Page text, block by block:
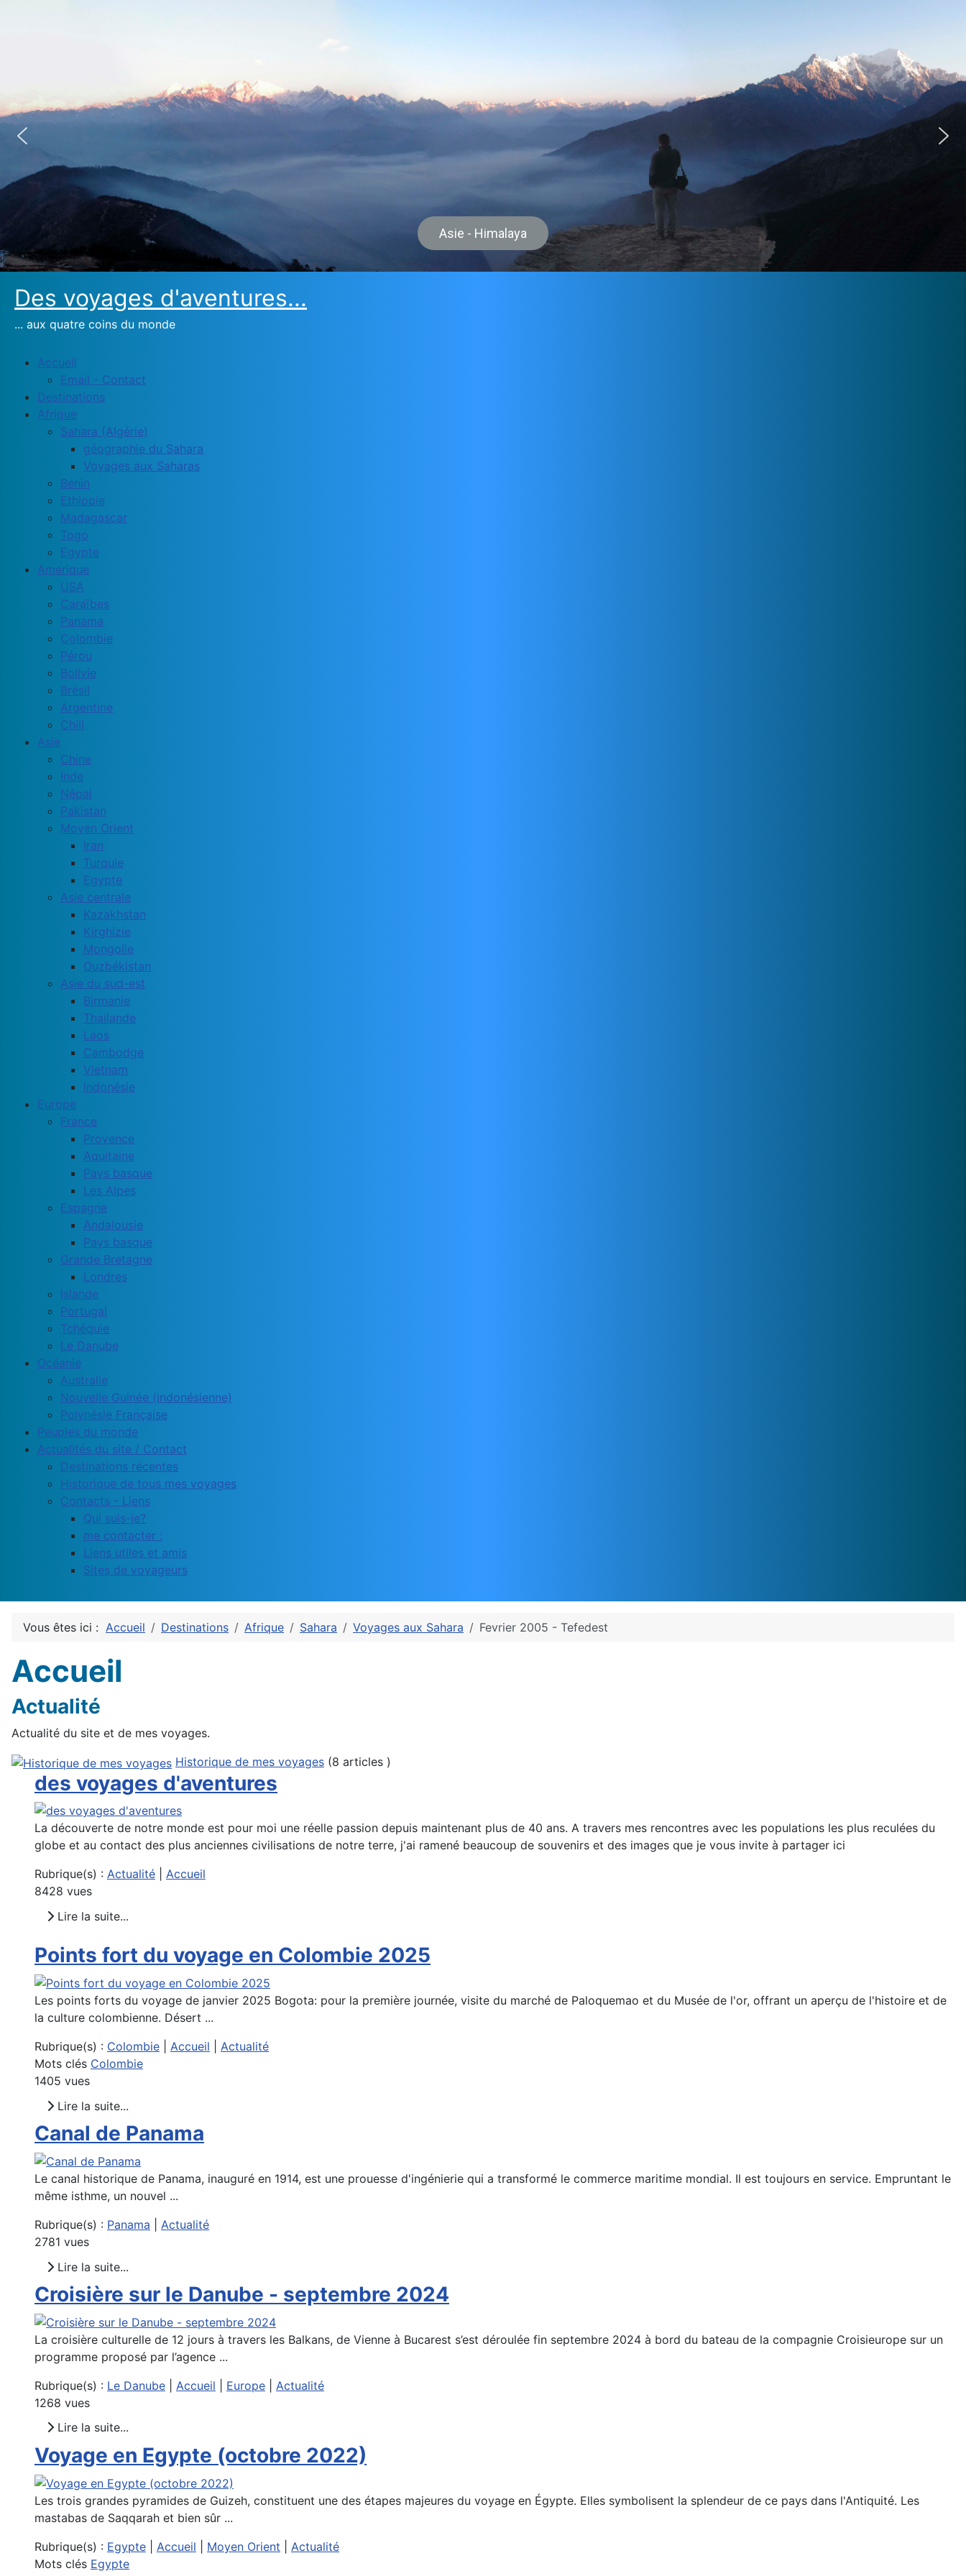
Asie - Himalaya
Des voyages d'aventures...
... aux quatre coins du monde
Accueil
Email - Contact
Destinations
Afrique
Sahara (Algérie)
géographie du Sahara
Voyages aux Saharas
Benin
Ethiopie
Madagascar
Togo
Egypte
Amerique
USA
Caraïbes
Panama
Colombie
Pérou
Bolivie
Brésil
Argentine
Chili
Asie
Chine
Inde
Népal
Pakistan
Moyen Orient
Iran
Turquie
Egypte
Asie centrale
Kazakhstan
Kirghizie
Mongolie
Ouzbékistan
Asie du sud-est
Birmanie
Thailande
Laos
Cambodge
Vietnam
Indonésie
Europe
France
Provence
Aquitaine
Pays basque
Les Alpes
Espagne
Andalousie
Pays basque
Grande Bretagne
Londres
Islande
Portugal
Tchéquie
Le Danube
Océanie
Australie
Nouvelle Guinée (indonésienne)
Polynésie Française
Peuples du monde
Actualités du site / Contact
Destinations récentes
Historique de tous mes voyages
Contacts - Liens
Qui suis-je?
me contacter :
Liens utiles et amis
Sites de voyageurs
Vous êtes ici : Accueil Destinations Afrique Sahara Voyages aux Sahara Fevrier 2005 - Tefedest
Accueil
Actualité
Actualité du site et de mes voyages.
Historique de mes voyages (8 articles )
des voyages d'aventures
La découverte de notre monde est pour moi une réelle passion depuis maintenant plus de 40 ans. A travers mes rencontres avec les populations les plus reculées du
globe et au contact des plus anciennes civilisations de notre terre, j'ai ramené beaucoup de souvenirs et des images que je vous invite à partager ici
Rubrique(s) : Actualité
Accueil
8428 vues
Lire la suite...
Points fort du voyage en Colombie 2025
Les points forts du voyage de janvier 2025 Bogota: pour la première journée, visite du marché de Paloquemao et du Musée de l'or, offrant un aperçu de l'histoire et de
la culture colombienne. Désert ...
Rubrique(s) : Colombie Accueil
Actualité
Mots clés Colombie
1405 vues
Lire la suite...
Canal de Panama
Le canal historique de Panama, inauguré en 1914, est une prouesse d'ingénierie qui a transformé le commerce maritime mondial. Il est toujours en service. Empruntant le
même isthme, un nouvel ...
Rubrique(s) : Panama
Actualité
2781 vues
Lire la suite...
Croisière sur le Danube - septembre 2024
La croisière culturelle de 12 jours à travers les Balkans, de Vienne à Bucarest s’est déroulée fin septembre 2024 à bord du bateau de la compagnie Croisieurope sur un
programme proposé par l’agence ...
Rubrique(s) : Le Danube Accueil Europe
Actualité
1268 vues
Lire la suite...
Voyage en Egypte (octobre 2022)
Les trois grandes pyramides de Guizeh, constituent une des étapes majeures du voyage en Égypte. Elles symbolisent la splendeur de ce pays dans l'Antiquité. Les
mastabas de Saqqarah et bien sûr ...
Rubrique(s) : Egypte Accueil Moyen Orient
Actualité
Mots clés Egypte